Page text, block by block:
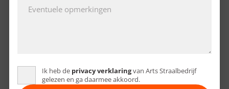
Ik heb de privacy verklaringvan Arts Straalbedrijf
gelezen en ga daarmee akkoord.